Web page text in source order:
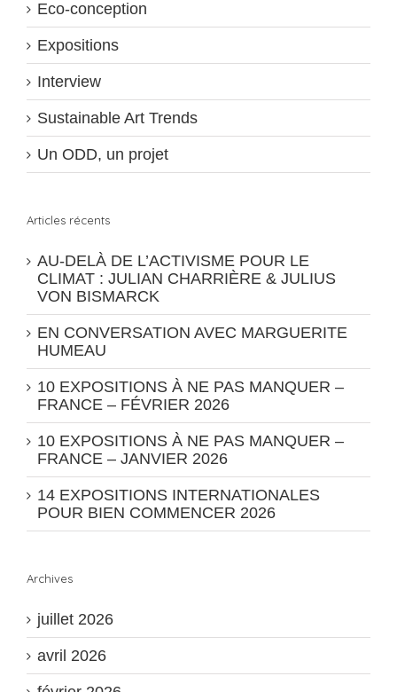
Eco-conception
Expositions
Interview
Sustainable Art Trends
Un ODD, un projet
Articles récents
AU-DELÀ DE L’ACTIVISME POUR LE
CLIMAT : JULIAN CHARRIÈRE & JULIUS
VON BISMARCK
EN CONVERSATION AVEC MARGUERITE
HUMEAU
10 EXPOSITIONS À NE PAS MANQUER –
FRANCE – FÉVRIER 2026
10 EXPOSITIONS À NE PAS MANQUER –
FRANCE – JANVIER 2026
14 EXPOSITIONS INTERNATIONALES
POUR BIEN COMMENCER 2026
Archives
juillet 2026
avril 2026